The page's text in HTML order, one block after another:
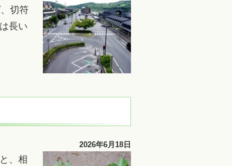
切符
長い
2026年6月18日
、相